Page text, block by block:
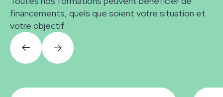
financements, quels que soient votre situation et
votre objectif.